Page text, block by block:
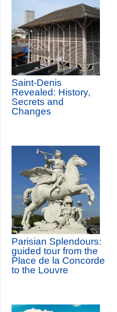
Saint-Denis
Revealed: History,
Secrets and
Changes
Parisian Splendours:
guided tour from the
Place de la Concorde
to the Louvre